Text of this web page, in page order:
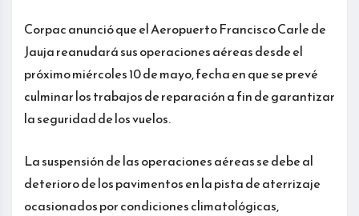
Corpac anunció que el Aeropuerto Francisco Carle de
Jauja reanudará sus operaciones aéreas desde el
próximo miércoles 10 de mayo, fecha en que se prevé
culminar los trabajos de reparación a fin de garantizar
la seguridad de los vuelos.
La suspensión de las operaciones aéreas se debe al
deterioro de los pavimentos en la pista de aterrizaje
ocasionados por condiciones climatológicas,